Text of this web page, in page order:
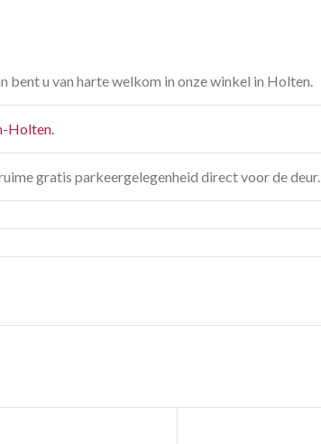
bent u van harte welkom in onze winkel in Holten.
Holten.
gratis parkeergelegenheid direct voor de deur.